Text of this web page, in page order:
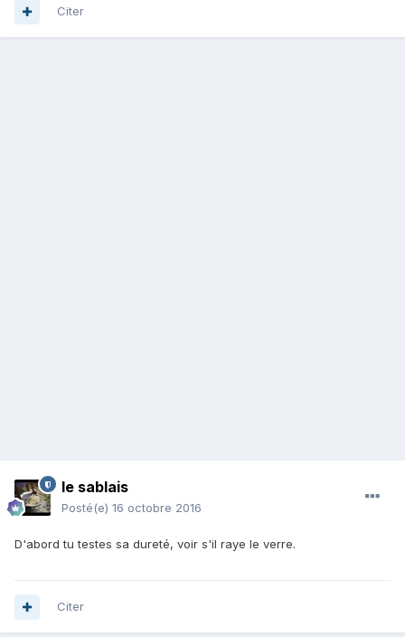
Citer
le sablais
Posté(e) 16 octobre 2016
D'abord tu testes sa dureté, voir s'il raye le verre.
Citer